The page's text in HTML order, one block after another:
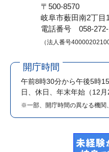
〒500-8570
岐阜市薮田南2丁目
電話番号 058-272-
（法人番号
開庁時間
午前8時30分から午後5時
日、休日、年末年始（12
※一部、開庁時間の異なる機関